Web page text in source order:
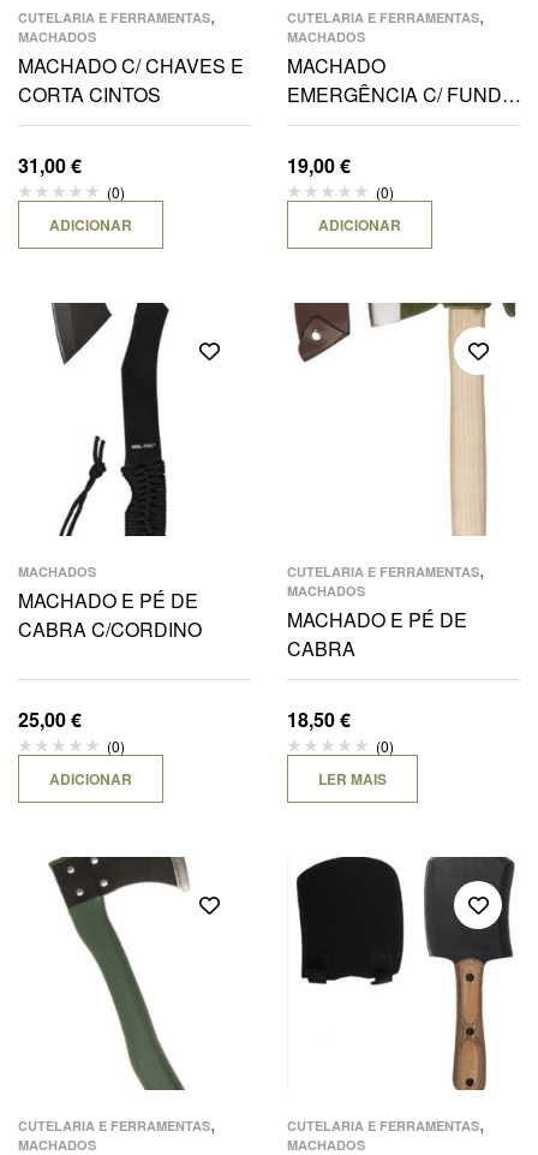
CUTELARIA E FERRAMENTAS,
MACHADOS
MACHADO C/ CHAVES E
CORTA CINTOS
31,00€
(0)
ADICIONAR
CUTELARIA E FERRAMENTAS,
MACHADOS
MACHADO
EMERGÊNCIA C/ FUNDA-
LARANJA
19,00€
(0)
ADICIONAR
MACHADOS
MACHADO E PÉ DE
CABRA C/CORDINO
25,00€
(0)
ADICIONAR
CUTELARIA E FERRAMENTAS,
MACHADOS
MACHADO E PÉ DE
CABRA
18,50€
(0)
LER MAIS
CUTELARIA E FERRAMENTAS,
MACHADOS
CUTELARIA E FERRAMENTAS,
MACHADOS